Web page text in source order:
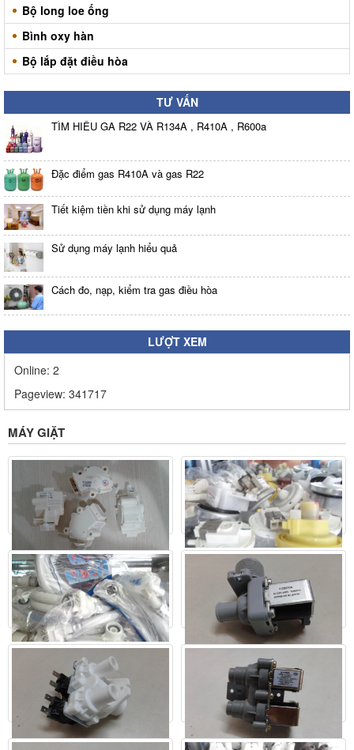
Bộ long loe ống
Bình oxy hàn
Bộ lắp đặt điều hòa
TƯ VẤN
TÌM HIỂU GA R22 VÀ R134A , R410A , R600a
Đặc điểm gas R410A và gas R22
Tiết kiệm tiền khi sử dụng máy lạnh
Sử dụng máy lạnh hiểu quả
Cách đo, nạp, kiểm tra gas điều hòa
LƯỢT XEM
Online: 2
Pageview: 341717
MÁY GIẶT
Cóc xả LG
Liên hệ
Mua ngay
Chi tiết
Phao MG
Liên hệ
Mua ngay
Chi tiết
Giây cấp nước
Liên hệ
Mua ngay
Chi tiết
Van cấp nước đơn L thường
Liên hệ
Mua ngay
Chi tiết